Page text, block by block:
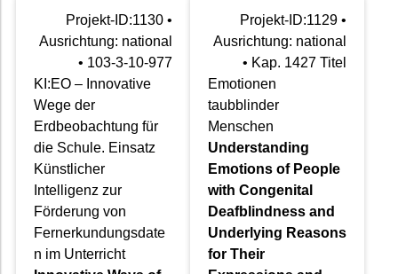
Projekt-ID:1130 •
Ausrichtung: national
• 103-3-10-977
KI:EO – Innovative
Wege der
Erdbeobachtung für
die Schule. Einsatz
Künstlicher
Intelligenz zur
Förderung von
Fernerkundungsdate
n im Unterricht
Projekt-ID:1129 •
Ausrichtung: national
• Kap. 1427 Titel
Emotionen
taubblinder
Menschen
Understanding
Emotions of People
with Congenital
Deafblindness and
Underlying Reasons
for Their